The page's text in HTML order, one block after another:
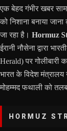
एक बेहद गंभीर खबर
को निशाना बनाया
जा रहा है। Hormuz
ईरानी नौसेना द्वारा
Herald) पर
भारत के विदेश मंत्रालय
मोहम्मद फथाली को
HORMUZ